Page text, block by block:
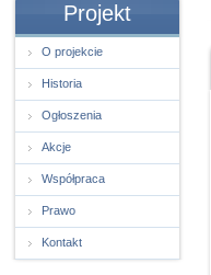
Projekt
O projekcie
Historia
Ogłoszenia
Akcje
Współpraca
Prawo
Kontakt